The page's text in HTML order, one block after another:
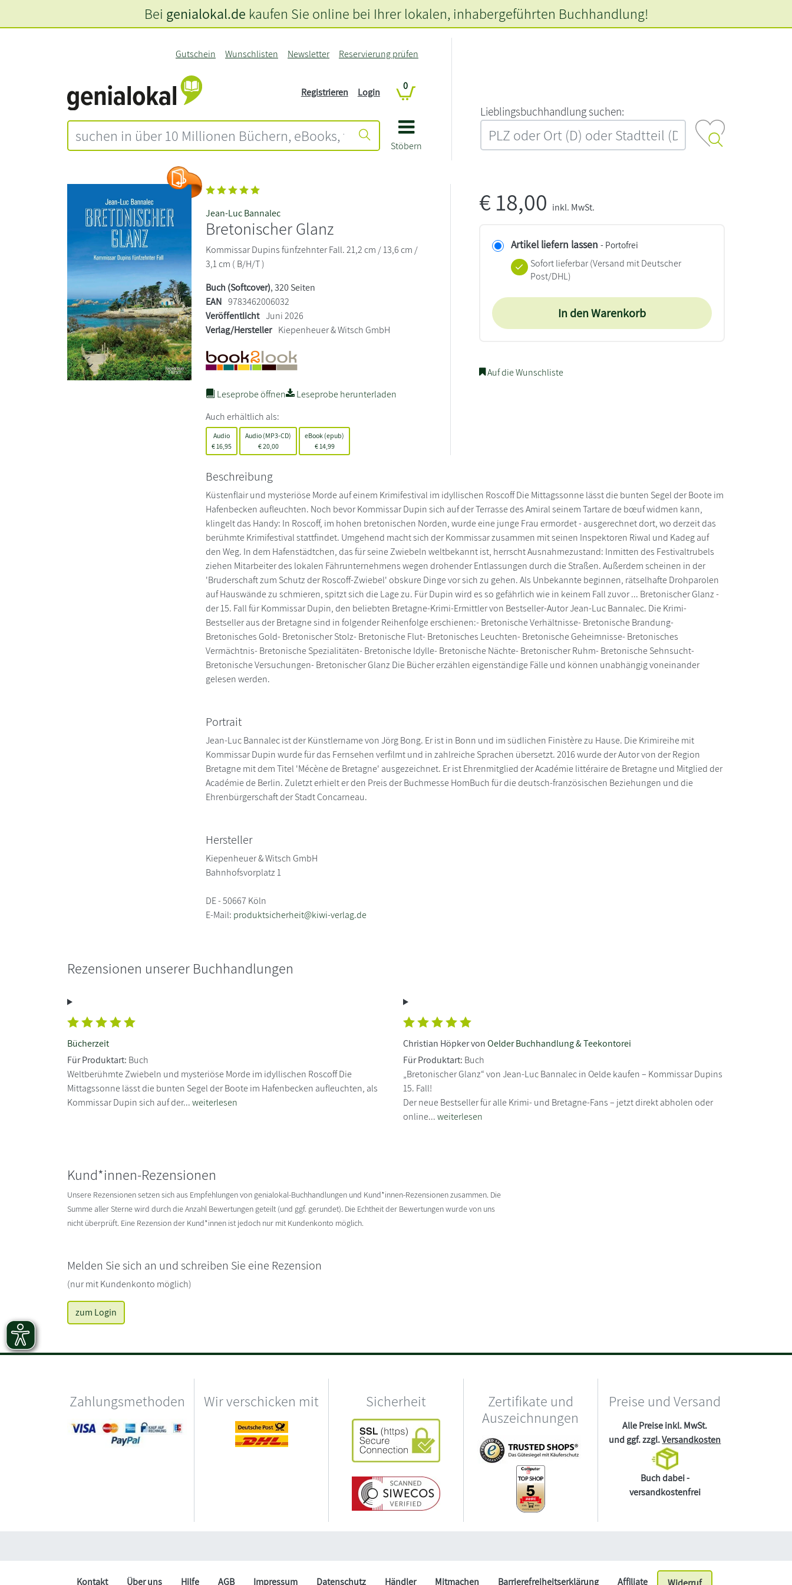
Stöbern
Gutschein Wunschlisten Newsletter Reservierung prüfen
Registrieren Login
0
L‍i‍e‍b‍l‍i‍n‍g‍s‍b‍u‍c‍h‍h‍a‍n‍d‍l‍u‍n‍g‍ ‍s‍u‍c‍h‍e‍n‍:‍
Bei genialokal.de kaufen Sie online bei Ihrer lokalen, inhabergeführten Buchhandlung!
Jean-Luc Bannalec
Bretonischer Glanz
Kommissar Dupins fünfzehnter Fall. 21,2 cm / 13,6 cm /
3,1 cm ( B/H/T )
Buch (Softcover), 320 Seiten
EAN 9783462006032
Veröffentlicht Juni 2026
Verlag/Hersteller Kiepenheuer & Witsch GmbH
Leseprobe öffnen
Leseprobe herunterladen
Auch erhältlich als:
Audio
€ 16,95
Audio (MP3-CD)
€20,00
eBook (epub)
€14,99
€18,00 inkl. MwSt.
Artikel liefern lassen - Portofrei
Sofort lieferbar(Versand mit Deutscher
Post/DHL)
In den Warenkorb
Auf die Wunschliste
Beschreibung
Küstenflair und mysteriöse Morde auf einem Krimifestival im idyllischen Roscoff Die Mittagssonne lässt die bunten Segel der Boote im
Hafenbecken aufleuchten. Noch bevor Kommissar Dupin sich auf der Terrasse des Amiral seinem Tartare de bœuf widmen kann,
klingelt das Handy: In Roscoff, im hohen bretonischen Norden, wurde eine junge Frau ermordet - ausgerechnet dort, wo derzeit das
berühmte Krimifestival stattfindet. Umgehend macht sich der Kommissar zusammen mit seinen Inspektoren Riwal und Kadeg auf
den Weg. In dem Hafenstädtchen, das für seine Zwiebeln weltbekannt ist, herrscht Ausnahmezustand: Inmitten des Festivaltrubels
ziehen Mitarbeiter des lokalen Fährunternehmens wegen drohender Entlassungen durch die Straßen. Außerdem scheinen in der
'Bruderschaft zum Schutz der Roscoff-Zwiebel' obskure Dinge vor sich zu gehen. Als Unbekannte beginnen, rätselhafte Drohparolen
auf Hauswände zu schmieren, spitzt sich die Lage zu. Für Dupin wird es so gefährlich wie in keinem Fall zuvor ... Bretonischer Glanz -
der 15. Fall für Kommissar Dupin, den beliebten Bretagne-Krimi-Ermittler von Bestseller-Autor Jean-Luc Bannalec. Die Krimi-
Bestseller aus der Bretagne sind in folgender Reihenfolge erschienen:- Bretonische Verhältnisse- Bretonische Brandung-
Bretonisches Gold- Bretonischer Stolz- Bretonische Flut- Bretonisches Leuchten- Bretonische Geheimnisse- Bretonisches
Vermächtnis- Bretonische Spezialitäten- Bretonische Idylle- Bretonische Nächte- Bretonischer Ruhm- Bretonische Sehnsucht-
Bretonische Versuchungen- Bretonischer Glanz Die Bücher erzählen eigenständige Fälle und können unabhängig voneinander
gelesen werden.
Portrait
Jean-Luc Bannalec ist der Künstlername von Jörg Bong. Er ist in Bonn und im südlichen Finistère zu Hause. Die Krimireihe mit
Kommissar Dupin wurde für das Fernsehen verfilmt und in zahlreiche Sprachen übersetzt. 2016 wurde der Autor von der Region
Bretagne mit dem Titel 'Mécène de Bretagne' ausgezeichnet. Er ist Ehrenmitglied der Académie littéraire de Bretagne und Mitglied der
Académie de Berlin. Zuletzt erhielt er den Preis der Buchmesse HomBuch für die deutsch-französischen Beziehungen und die
Ehrenbürgerschaft der Stadt Concarneau.
Hersteller
Kiepenheuer & Witsch GmbH
Bahnhofsvorplatz 1
DE - 50667 Köln
E-Mail: produktsicherheit@kiwi-verlag.de
Rezensionen unserer Buchhandlungen
Bücherzeit
Für Produktart: Buch
Weltberühmte Zwiebeln und mysteriöse Morde im idyllischen Roscoff Die
Mittagssonne lässt die bunten Segel der Boote im Hafenbecken aufleuchten, als
Kommissar Dupin sich auf der...weiterlesen
Christian Höpker vonOelder Buchhandlung & Teekontorei
Für Produktart: Buch
„Bretonischer Glanz“ von Jean-Luc Bannalec in Oelde kaufen – Kommissar Dupins
15. Fall!
Der neue Bestseller für alle Krimi- und Bretagne-Fans – jetzt direkt abholen oder
online...weiterlesen
Kund*innen-Rezensionen
Unsere Rezensionen setzen sich aus Empfehlungen von genialokal-Buchhandlungen und Kund*innen-Rezensionen zusammen. Die
Summe aller Sterne wird durch die Anzahl Bewertungen geteilt (und ggf. gerundet). Die Echtheit der Bewertungen wurde von uns
nicht überprüft. Eine Rezension der Kund*innen ist jedoch nur mit Kundenkonto möglich.
Melden Sie sich an und schreiben Sie eine Rezension
(nur mit Kundenkonto möglich)
zum Login
Zahlungsmethoden Wir verschicken mit Sicherheit
Zertifikate und
Auszeichnungen
Preise und Versand
Alle Preise inkl. MwSt.
und ggf. zzgl.Versandkosten
Buch dabei -
versandkostenfrei
Kontakt Über uns Hilfe AGB Impressum Datenschutz Händler Mitmachen Barrierefreiheitserklärung Affiliate